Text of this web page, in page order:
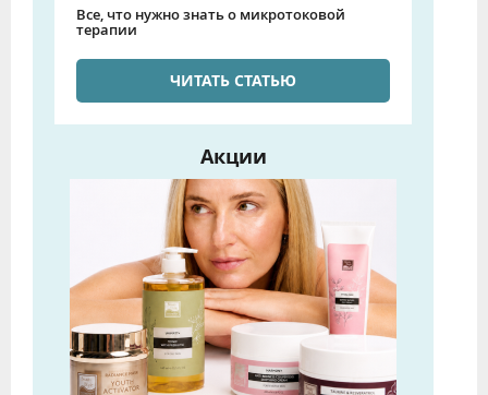
Все, что нужно знать о микротоковой
терапии
ЧИТАТЬ СТАТЬЮ
Акции